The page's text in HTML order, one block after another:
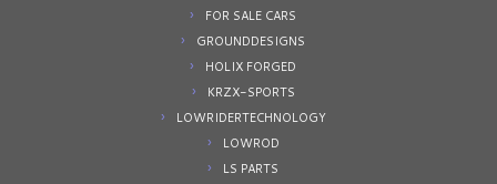
FOR SALE CARS
GROUNDDESIGNS
HOLIX FORGED
KRZX-SPORTS
LOWRIDERTECHNOLOGY
LOWROD
LS PARTS